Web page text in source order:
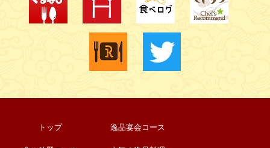
トップ 逸品宴会コース